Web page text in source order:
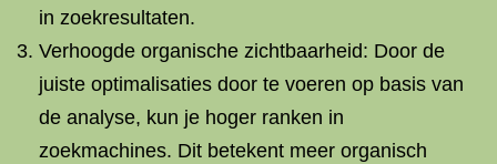
in zoekresultaten.
Verhoogde organische zichtbaarheid: Door de
juiste optimalisaties door te voeren op basis van
de analyse, kun je hoger ranken in
zoekmachines. Dit betekent meer organisch